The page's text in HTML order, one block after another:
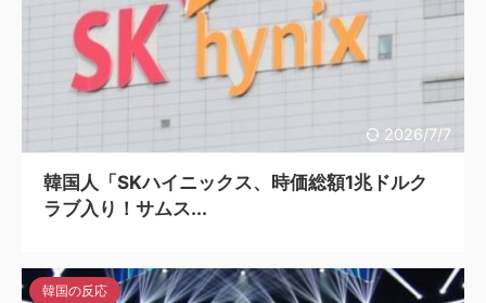
2026/7/7
韓国人「SKハイニックス、時価総額1兆ドルク
ラブ入り！サムス...
韓国の反応